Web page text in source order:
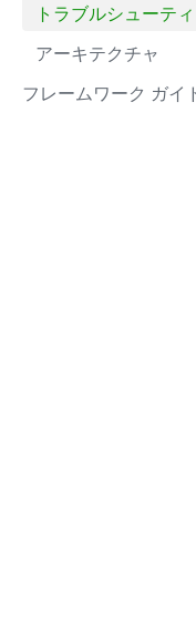
トラブルシューテ
アーキテクチャ
フレームワーク ガイ